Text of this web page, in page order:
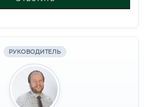
РУКОВОДИТЕЛЬ